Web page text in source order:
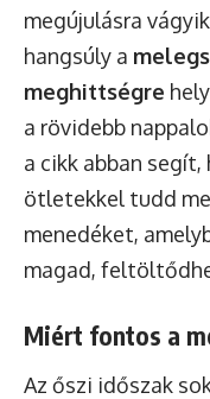
megújulásra
hangsúly a
meghittségre
a rövidebb
a cikk abban
ötletekkel tudd
menedéket,
magad,
Miért fontos a
Az őszi időszak